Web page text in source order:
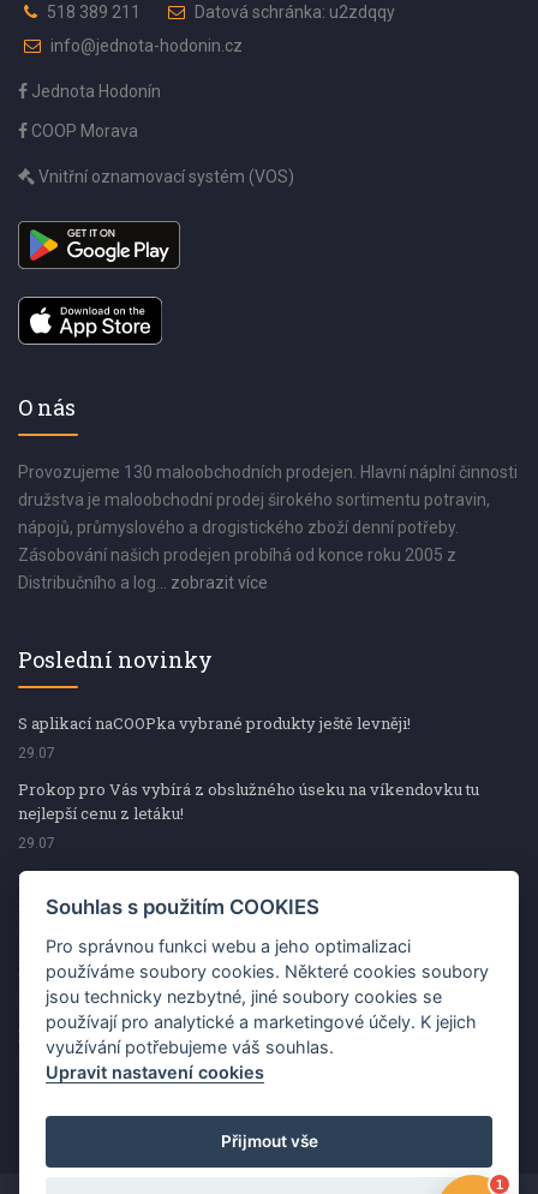
518 389 211
Datová schránka: u2zdqqy
info@jednota-hodonin.cz
Jednota Hodonín
COOP Morava
Vnitřní oznamovací systém (VOS)
O nás
Provozujeme 130 maloobchodních prodejen. Hlavní náplní činnosti
družstva je maloobchodní prodej širokého sortimentu potravin,
nápojů, průmyslového a drogistického zboží denní potřeby.
Zásobování našich prodejen probíhá od konce roku 2005 z
Distribučního a log... zobrazit více
Poslední novinky
S aplikací naCOOPka vybrané produkty ještě levněji!
29.07
Prokop pro Vás vybírá z obslužného úseku na víkendovku tu
nejlepší cenu z letáku!
29.07
Prokop pro Vás vybírá z obslužného úseku na víkendovku tu
nejlepší cenu z letáku!
Kup špekáčky od Váhaly a vyhraj s naCOOPkou sekerku Fiskars
29.07
Prokop pro Vás vybírá na víkendovku ty nejlepší ceny z letáku!
29.07
Souhlas s použitím COOKIES
Pro správnou funkci webu a jeho optimalizaci
používáme soubory cookies. Některé cookies soubory
jsou technicky nezbytné, jiné soubory cookies se
používají pro analytické a marketingové účely. K jejich
využívání potřebujeme váš souhlas.
Upravit nastavení cookies
Přijmout vše